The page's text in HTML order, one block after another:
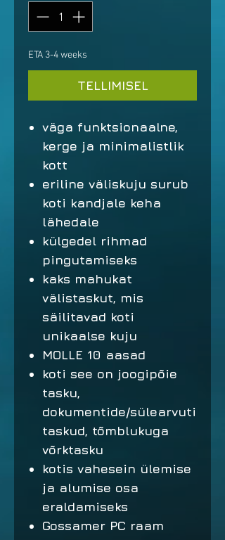
ETA 3-4 weeks
TELLIMISEL
väga funktsionaalne,
kerge ja minimalistlik
kott
eriline väliskuju surub
koti kandjale keha
lähedale
külgedel rihmad
pingutamiseks
kaks mahukat
välistaskut, mis
säilitavad koti
unikaalse kuju
MOLLE 10 aasad
koti see on joogipõie
tasku,
dokumentide/sülearvuti
taskud, tõmblukuga
võrktasku
kotis vahesein ülemise
ja alumise osa
eraldamiseks
Gossamer PC raam